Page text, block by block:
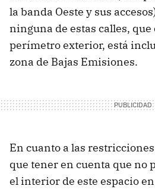
la banda Oeste y sus
ninguna de estas calles,
perímetro exterior, está
zona de Bajas Emisiones.
En cuanto a las
que tener en cuenta que no
el interior de este espacio en